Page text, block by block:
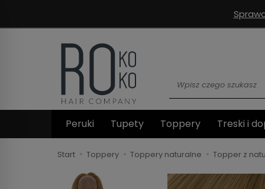
Peruki Tupety Toppery Treski i
Start Toppery Toppery naturalne Topper z